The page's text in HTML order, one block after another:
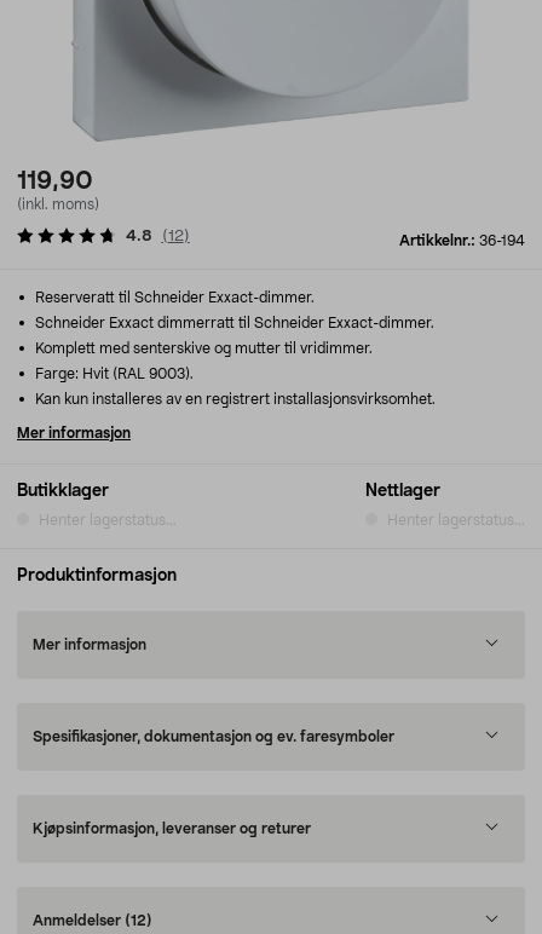
119,90
(inkl. moms)
Artikkelnr.: 36-194
4.8 (12)
Butikklager
Henter lagerstatus...
Nettlager
Henter lagerstatus...
Reserveratt til Schneider Exxact-dimmer.
Schneider Exxact dimmerratt til Schneider Exxact-dimmer.
Komplett med senterskive og mutter til vridimmer.
Farge: Hvit (RAL 9003).
Kan kun installeres av en registrert installasjonsvirksomhet.
Mer informasjon
Produktinformasjon
Mer informasjon
Spesifikasjoner, dokumentasjon og ev. faresymboler
Kjøpsinformasjon, leveranser og returer
Anmeldelser (12)